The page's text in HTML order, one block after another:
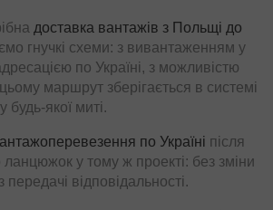
доставка вантажів з Польщі до
гнучкі схеми: з вивантаженням у
по Україні, з можливістю
маршрут зберігається в системі
будь-якої миті.
по Україні після
ланцюжок у тому ж проекті: без зміни
відповідальності.